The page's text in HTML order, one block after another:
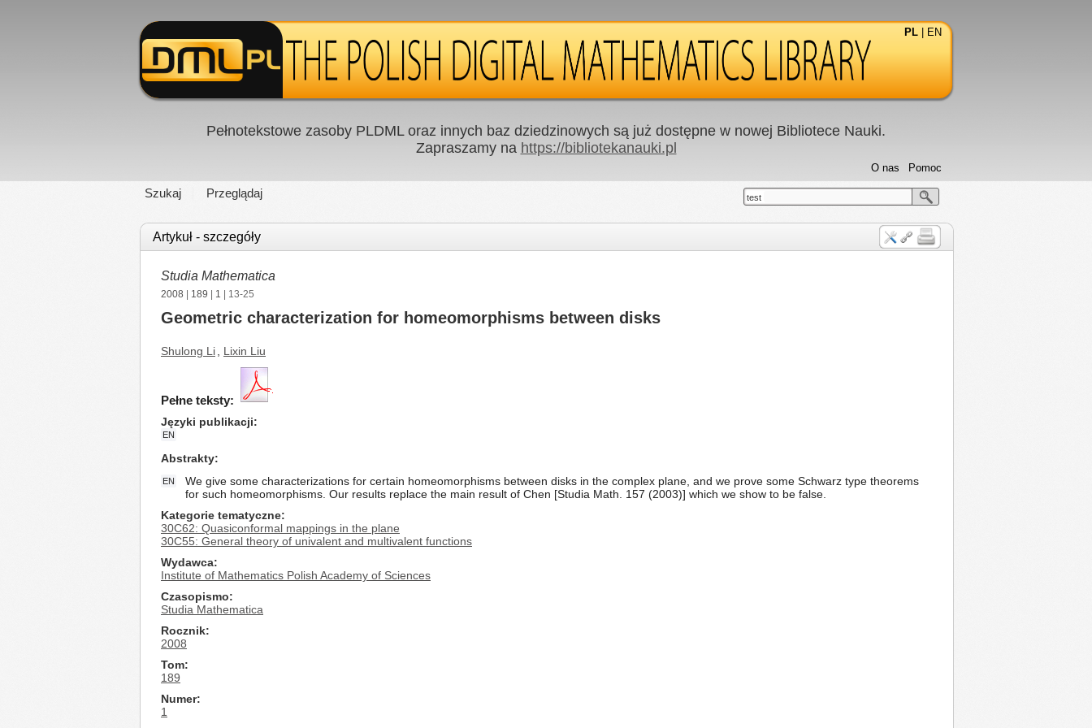
PL EN
Pełnotekstowe zasoby PLDML oraz innych baz dziedzinowych są już dostępne w nowej Bibliotece Nauki.
Zapraszamy na https://bibliotekanauki.pl
Szukaj Przeglądaj
Pomoc
O nas
test
Artykuł - szczegóły
Studia Mathematica
2008 189 1 | 13-25
Geometric characterization for homeomorphisms between disks
Shulong Li Lixin Liu
Pełne teksty:
Języki publikacji
EN
Abstrakty
EN
We give some characterizations for certain homeomorphisms between disks in the complex plane, and we prove some Schwarz type theorems
for such homeomorphisms. Our results replace the main result of Chen [Studia Math. 157 (2003)] which we show to be false.
Kategorie tematyczne
30C62: Quasiconformal mappings in the plane
30C55: General theory of univalent and multivalent functions
Wydawca
Institute of Mathematics Polish Academy of Sciences
Czasopismo
Studia Mathematica
Rocznik
2008
Tom
189
Numer
1